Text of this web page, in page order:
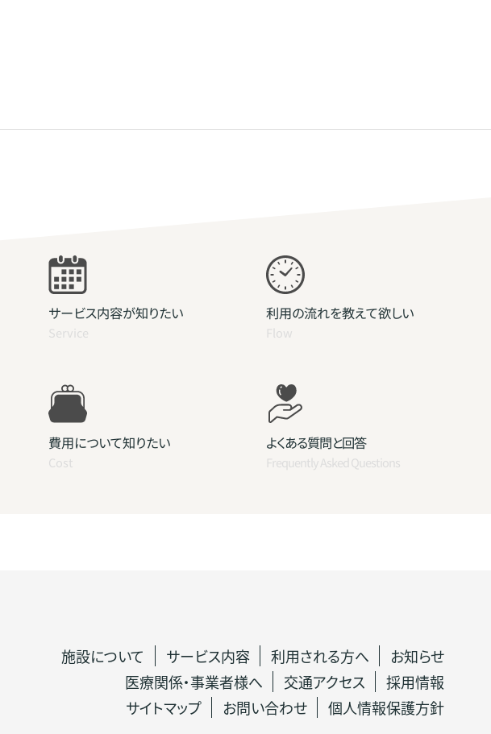
サービス内容が知りたい
Service
利用の流れを教えて欲しい
Flow
費用について知りたい
Cost
よくある質問と回答
Frequently Asked Questions
施設について サービス内容 利用される方へ
お知らせ
医療関係・事業者様へ
交通アクセス
採用情報
サイトマップ
お問い合わせ 個人情報保護方針